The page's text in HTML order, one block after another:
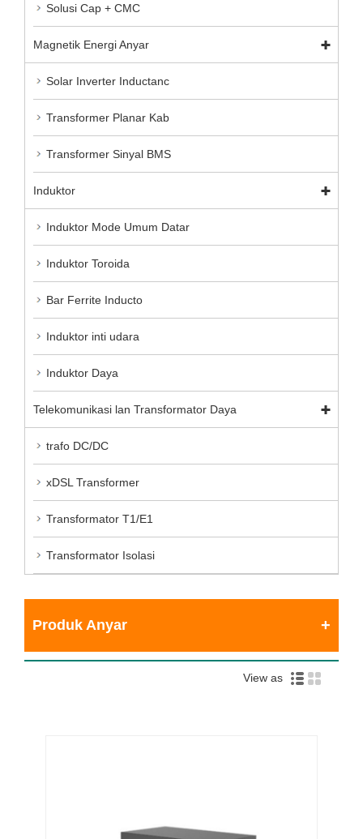
Solusi Cap + CMC
Magnetik Energi Anyar
Solar Inverter Inductanc
Transformer Planar Kab
Transformer Sinyal BMS
Induktor
Induktor Mode Umum Datar
Induktor Toroida
Bar Ferrite Inducto
Induktor inti udara
Induktor Daya
Telekomunikasi lan Transformator Daya
trafo DC/DC
xDSL Transformer
Transformator T1/E1
Transformator Isolasi
Produk Anyar
View as